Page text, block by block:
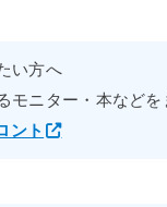
い方へ
モニター・本などを
ント